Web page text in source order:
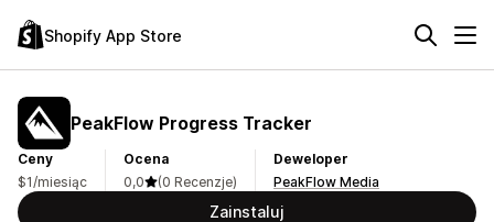
Shopify App Store
PeakFlow Progress Tracker
Ceny
$1/miesiąc
Ocena
0,0
(0 Recenzje)
Deweloper
PeakFlow Media
Zainstaluj